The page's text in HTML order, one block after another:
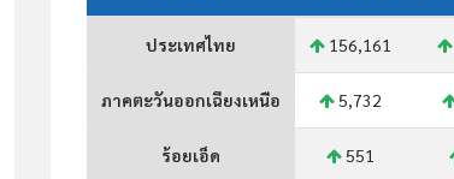
ประเทศไทย 156,161
ภาคตะวันออกเฉียงเหนือ 5,732
ร้อยเอ็ด 551